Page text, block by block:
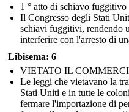
1 ° atto di schiavo fuggitivo
Il Congresso degli Stati
schiavi fuggitivi, rendendo
interferire con l'arresto di
Libisema: 6
VIETATO IL
Le leggi che vietavano la
Stati Uniti e in tutte le
fermare l'importazione di